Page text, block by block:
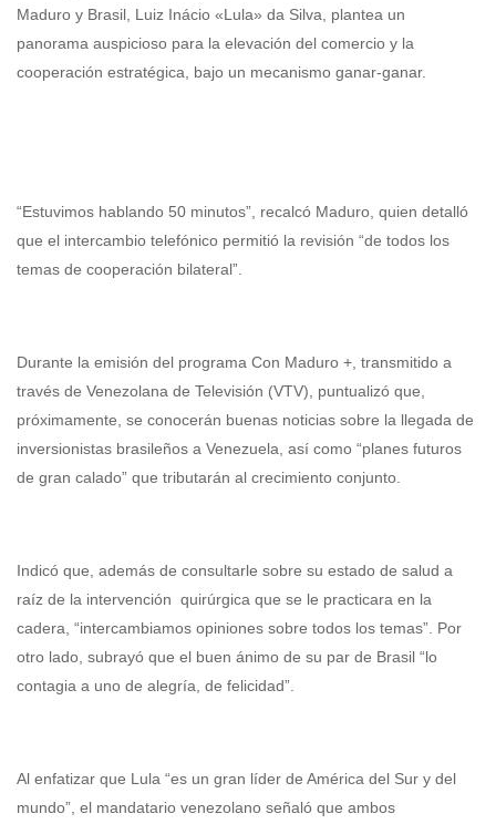
Maduro y Brasil, Luiz Inácio «Lula» da Silva, plantea un
panorama auspicioso para la elevación del comercio y la
cooperación estratégica, bajo un mecanismo ganar-ganar.
“Estuvimos hablando 50 minutos”, recalcó Maduro, quien detalló
que el intercambio telefónico permitió la revisión “de todos los
temas de cooperación bilateral”.
Durante la emisión del programa Con Maduro +, transmitido a
través de Venezolana de Televisión (VTV), puntualizó que,
próximamente, se conocerán buenas noticias sobre la llegada de
inversionistas brasileños a Venezuela, así como “planes futuros
de gran calado” que tributarán al crecimiento conjunto.
Indicó que, además de consultarle sobre su estado de salud a
raíz de la intervención quirúrgica que se le practicara en la
cadera, “intercambiamos opiniones sobre todos los temas”. Por
otro lado, subrayó que el buen ánimo de su par de Brasil “lo
contagia a uno de alegría, de felicidad”.
Al enfatizar que Lula “es un gran líder de América del Sur y del
mundo”, el mandatario venezolano señaló que ambos